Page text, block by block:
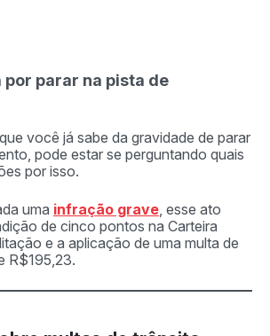
por parar na pista de
você já sabe da gravidade de parar
pode estar se perguntando quais
por isso.
uma infração grave, esse ato
de cinco pontos na Carteira
e a aplicação de uma multa de
R$195,23.